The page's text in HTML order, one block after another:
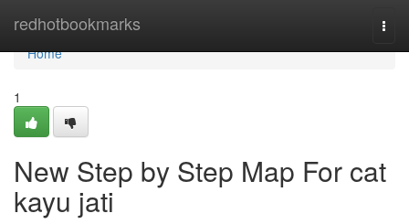
redhotbookmarks
Home
Home
1
New Step by Step Map For cat
kayu jati